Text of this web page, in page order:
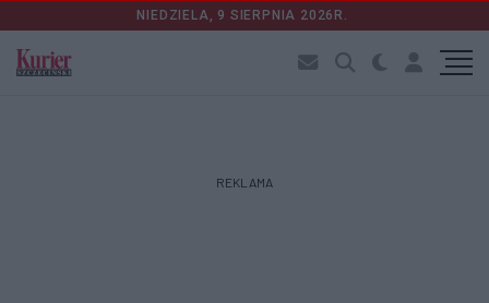
NIEDZIELA, 9 SIERPNIA 2026R.
REKLAMA